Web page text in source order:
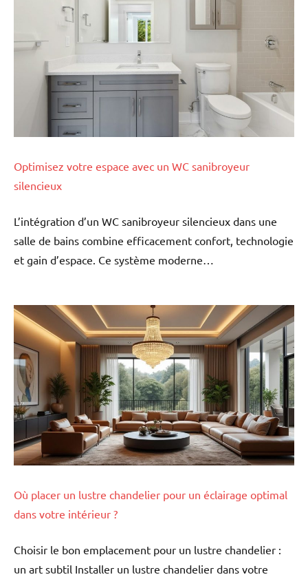
Optimisez votre espace avec un WC sanibroyeur
silencieux
L’intégration d’un WC sanibroyeur silencieux dans une
salle de bains combine efficacement confort, technologie
et gain d’espace. Ce système moderne…
Où placer un lustre chandelier pour un éclairage optimal
dans votre intérieur ?
Choisir le bon emplacement pour un lustre chandelier :
un art subtil Installer un lustre chandelier dans votre